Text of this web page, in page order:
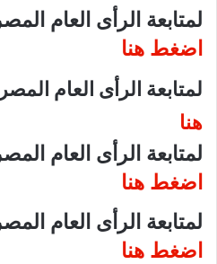
لمتابعة الرأى العام
اضغط هنا
لمتابعة الرأى العام
هنا
لمتابعة الرأى العام
اضغط هنا
لمتابعة الرأى العام
اضغط هنا